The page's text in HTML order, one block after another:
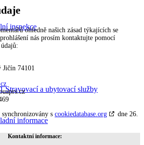
inspekce
Stravovací a ubytovací služby
informace
ohledně našich zásad týkajících se
nás prosím kontaktujte pomocí
Jičín 74101
s cookiedatabase.org
dne 26.
Kontaktní informace: